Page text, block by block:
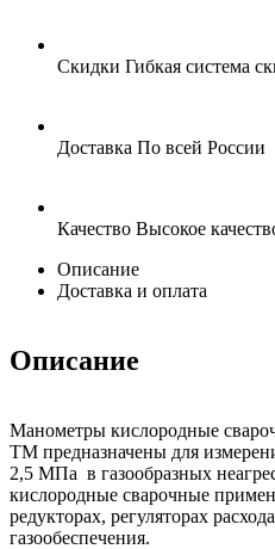
Скидки Гибкая система
Доставка По всей России
Качество Высокое
Описание
Доставка и оплата
Описание
Манометры кислородные
ТМ предназначены для
2,5 МПа в газообразных
кислородные сварочные
редукторах, регуляторах
газообеспечения.